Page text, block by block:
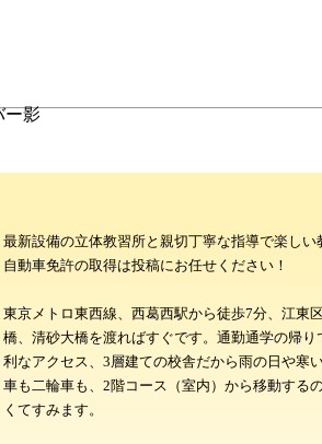
最新設備の立体教習所と親切丁寧な指導で楽しい
自動車免許の取得は投稿にお任せください！
東京メトロ東西線、西葛西駅から徒歩7分、江東
橋、清砂大橋を渡ればすぐです。通勤通学の帰り
利なアクセス、3層建ての校舎だから雨の日や寒
車も二輪車も、2階コース（室内）から移動する
くてすみます。